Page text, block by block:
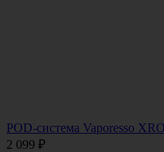
POD-система Vaporesso
2 099 ₽